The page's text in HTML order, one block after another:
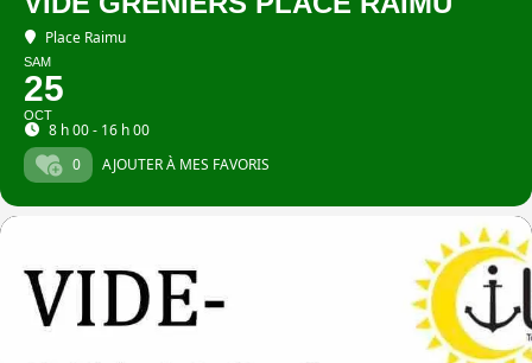
Place Raimu
SAM
25
OCT
8 h 00 - 16 h 00
0
AJOUTER À MES FAVORIS